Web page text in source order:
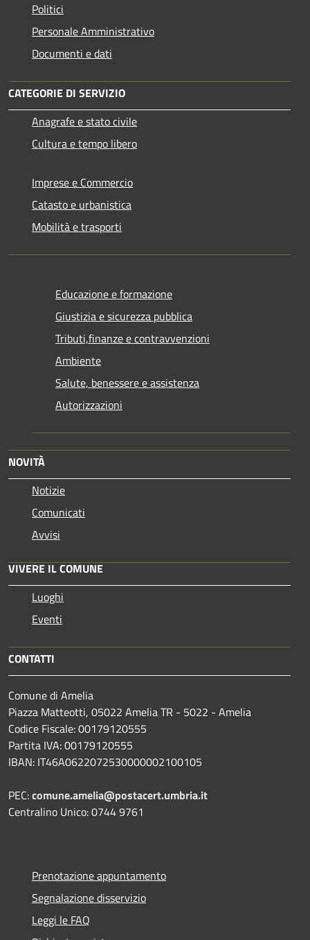
Politici
Personale Amministrativo
Documenti e dati
CATEGORIE DI SERVIZIO
Anagrafe e stato civile
Cultura e tempo libero
Imprese e Commercio
Catasto e urbanistica
Mobilità e trasporti
Educazione e formazione
Giustizia e sicurezza pubblica
Tributi,finanze e contravvenzioni
Ambiente
Salute, benessere e assistenza
Autorizzazioni
NOVITÀ
Notizie
Comunicati
Avvisi
VIVERE IL COMUNE
Luoghi
Eventi
CONTATTI
Comune di Amelia
Piazza Matteotti, 05022 Amelia TR - 5022 - Amelia
Codice Fiscale: 00179120555
Partita IVA: 00179120555
IBAN: IT46A0622072530000002100105
PEC:comune.amelia@postacert.umbria.it
Centralino Unico: 0744 9761
Prenotazione appuntamento
Segnalazione disservizio
Leggi le FAQ